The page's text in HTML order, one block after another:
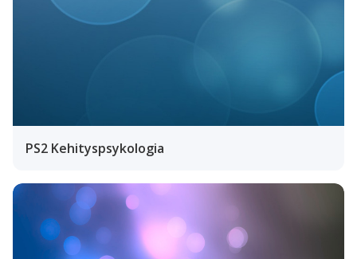
PS2 Kehityspsykologia